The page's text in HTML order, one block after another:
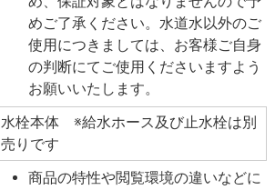
めご了承ください。水道水以外のご
使用につきましては、お客様ご自身
の判断にてご使用くださいますよう
お願いいたします。
水栓本体 ※給水ホース及び止水栓は別
売りです
商品の特性や閲覧環境の違いなどに